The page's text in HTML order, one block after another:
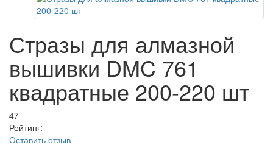
Стразы для алмазной
вышивки DMC 761
квадратные 200-220 шт
47
Рейтинг:
Оставить отзыв